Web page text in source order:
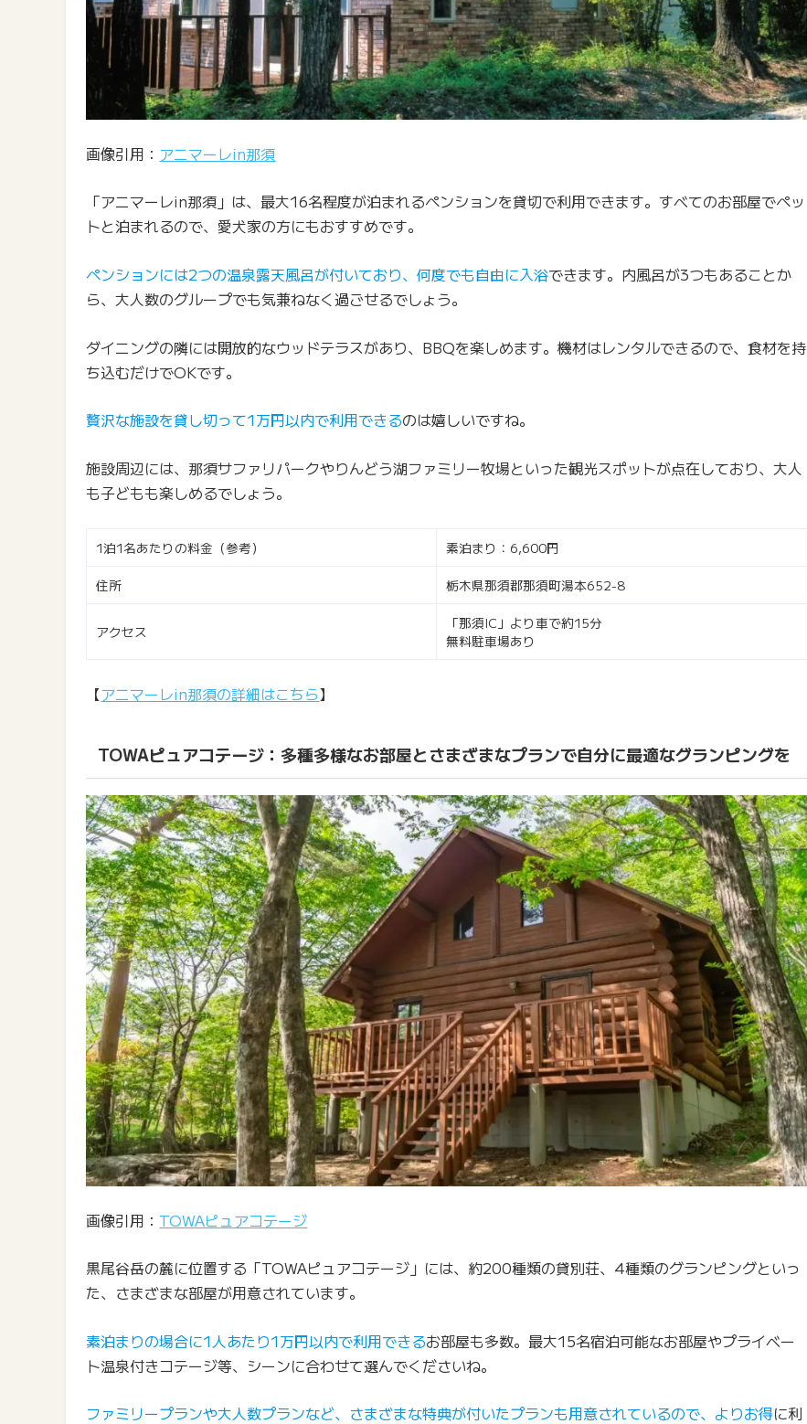
画像引用： アニマーレin那須
「アニマーレin那須」は、最大16名程度が泊まれるペンションを貸切で利用できます。すべてのお部屋でペッ
トと泊まれるので、愛犬家の方にもおすすめです。
ペンションには2つの温泉露天風呂が付いており、何度でも自由に入浴できます。内風呂が3つもあることか
ら、大人数のグループでも気兼ねなく過ごせるでしょう。
ダイニングの隣には開放的なウッドテラスがあり、BBQを楽しめます。機材はレンタルできるので、食材を持
ち込むだけでOKです。
贅沢な施設を貸し切って1万円以内で利用できるのは嬉しいですね。
施設周辺には、那須サファリパークやりんどう湖ファミリー牧場といった観光スポットが点在しており、大人
も子どもも楽しめるでしょう。
1泊1名あたりの料金（参考） 素泊まり：6,600円
住所 栃木県那須郡那須町湯本652-8
アクセス
「那須IC」より車で約15分
無料駐車場あり
【アニマーレin那須の詳細はこちら】
TOWAピュアコテージ：多種多様なお部屋とさまざまなプランで自分に最適なグランピングを
画像引用： TOWAピュアコテージ
黒尾谷岳の麓に位置する「TOWAピュアコテージ」には、約200種類の貸別荘、4種類のグランピングといっ
た、さまざまな部屋が用意されています。
素泊まりの場合に1人あたり1万円以内で利用できるお部屋も多数。最大15名宿泊可能なお部屋やプライベー
ト温泉付きコテージ等、シーンに合わせて選んでくださいね。
ファミリープランや大人数プランなど、さまざまな特典が付いたプランも用意されているので、よりお得に利